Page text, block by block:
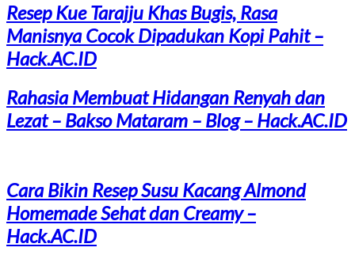
Resep Kue Tarajju Khas Bugis, Rasa
Manisnya Cocok Dipadukan Kopi Pahit –
Hack.AC.ID
Rahasia Membuat Hidangan Renyah dan
Lezat – Bakso Mataram – Blog – Hack.AC.ID
Cara Bikin Resep Susu Kacang Almond
Homemade Sehat dan Creamy –
Hack.AC.ID